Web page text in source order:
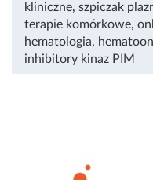
kliniczne, szpiczak
terapie komórkowe,
hematologia,
inhibitory kinaz PIM